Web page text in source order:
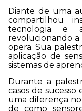
Diante de uma
compartilhou
tecnologia e
revolucionando
opera. Sua
aplicação de
sistemas de
Durante a
casos de
uma diferença
de como